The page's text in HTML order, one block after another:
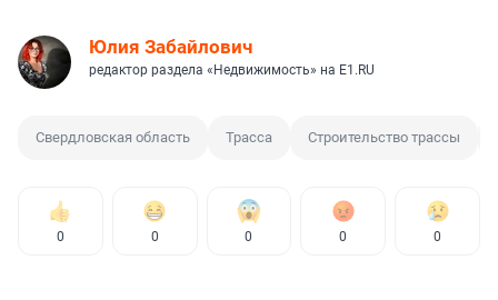
Юлия Забайлович
редактор раздела «Недвижимость» на E1.RU
Свердловская область Трасса Строительство трассы
0 0 0 0 0